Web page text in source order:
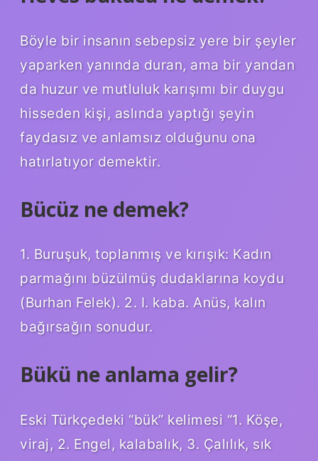
Böyle bir insanın sebepsiz yere bir şeyler
yaparken yanında duran, ama bir yandan
da huzur ve mutluluk karışımı bir duygu
hisseden kişi, aslında yaptığı şeyin
faydasız ve anlamsız olduğunu ona
hatırlatıyor demektir.
Bücüz ne demek?
1. Buruşuk, toplanmış ve kırışık: Kadın
parmağını büzülmüş dudaklarına koydu
(Burhan Felek). 2. I. kaba. Anüs, kalın
bağırsağın sonudur.
Bükü ne anlama gelir?
Eski Türkçedeki “bük” kelimesi “1. Köşe,
viraj, 2. Engel, kalabalık, 3. Çalılık, sık